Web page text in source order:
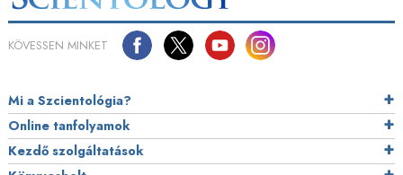
KÖVESSEN MINKET
Mi a Szcientológia?
Online tanfolyamok
Kezdő szolgáltatások